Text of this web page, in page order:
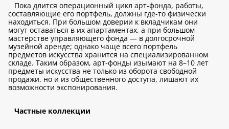
Пока длится операционный цикл арт-фонда, работы,
составляющие его портфель, должны где-то физически
находиться. При большом доверии к вкладчикам они
могут оставаться в их апартаментах, а при большом
мастерстве управляющего фонда — в долгосрочной
музейной аренде; однако чаще всего портфель
предметов искусства хранится на специализированном
складе. Таким образом, арт-фонды изымают на 8–10 лет
предметы искусства не только из оборота свободной
продажи, но и из общественного доступа, лишают их
возможности экспонирования.
Частные коллекции